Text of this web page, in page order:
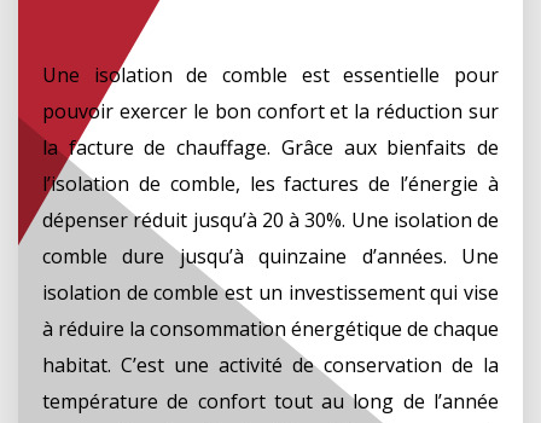
Une isolation de comble est essentielle pour
pouvoir exercer le bon confort et la réduction sur
la facture de chauffage. Grâce aux bienfaits de
l’isolation de comble, les factures de l’énergie à
dépenser réduit jusqu’à 20 à 30%. Une isolation de
comble dure jusqu’à quinzaine d’années. Une
isolation de comble est un investissement qui vise
à réduire la consommation énergétique de chaque
habitat. C’est une activité de conservation de la
température de confort tout au long de l’année